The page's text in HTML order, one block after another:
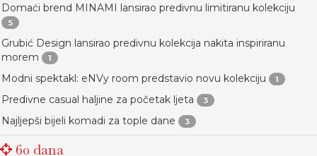
Domaći brend MINAMI lansirao predivnu limitiranu kolekciju
5
Grubić Design lansirao predivnu kolekcija nakita inspiriranu
morem
1
Modni spektakl: eNVy room predstavio novu kolekciju 1
Predivne casual haljine za početak ljeta 3
Najljepši bijeli komadi za tople dane 3
60 dana